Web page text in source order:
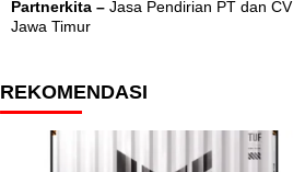
Partnerkita – Jasa Pendirian PT dan CV
Jawa Timur
REKOMENDASI